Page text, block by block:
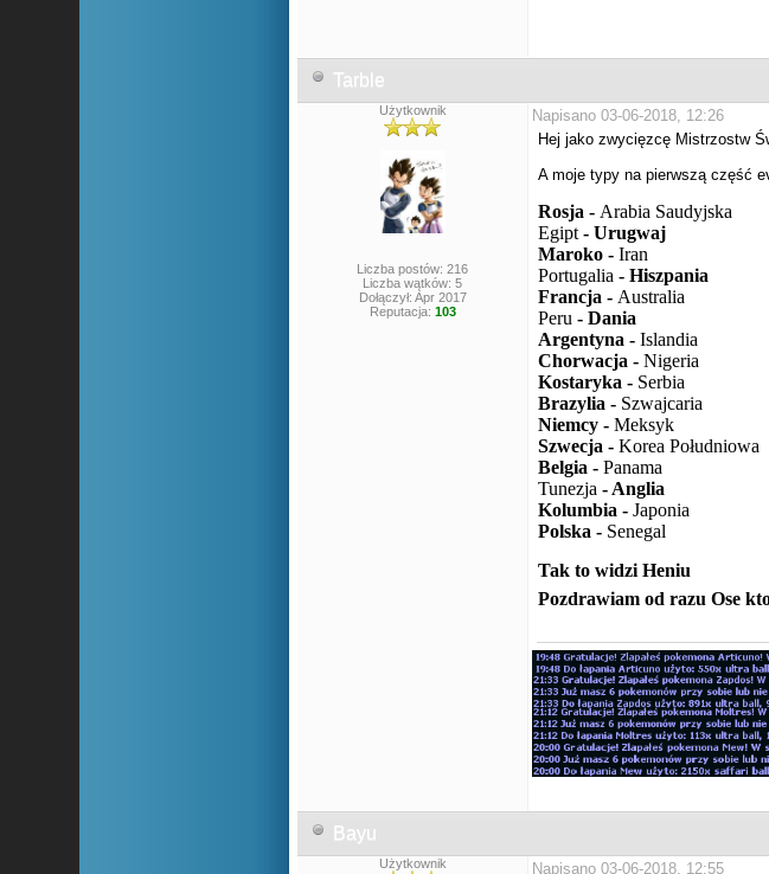
Tarble
Użytkownik
Liczba postów: 216
Liczba wątków: 5
Dołączył: Apr 2017
Reputacja: 103
Napisano 03-06-2018, 12:26
Hej jako zwycięzcę Mistrzostw
A moje typy na pierwszą część
Rosja - Arabia
Egipt - Urugwaj
Maroko -Iran
Portugalia -
Francja -
Peru - Dania
Argentyna -Islandia
Chorwacja -Nigeria
Kostaryka -
Brazylia - Szwajcaria
Niemcy -Meksyk
Szwecja -Korea Południowa
Belgia -Panama
Tunezja -
Kolumbia -
Polska - Senegal
Tak to widzi Heniu
Pozdrawiam od razu Ose
Bayu
Użytkownik Napisano 03-06-2018, 12:55